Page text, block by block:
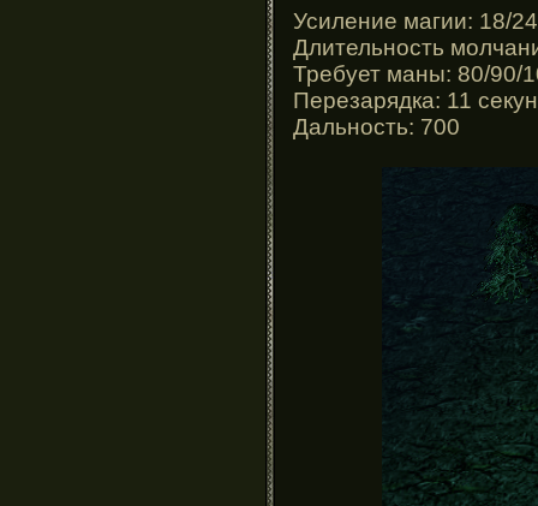
Усиление магии: 18/
Длительность
Требует маны: 80/90/
Перезарядка: 11
Дальность: 700